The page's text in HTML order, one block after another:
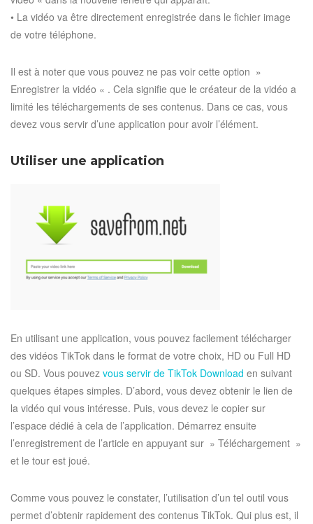
• La vidéo va être directement enregistrée dans le fichier image
de votre téléphone.
Il est à noter que vous pouvez ne pas voir cette option »
Enregistrer la vidéo « . Cela signifie que le créateur de la vidéo a
limité les téléchargements de ses contenus. Dans ce cas, vous
devez vous servir d’une application pour avoir l’élément.
Utiliser une application
En utilisant une application, vous pouvez facilement télécharger
des vidéos TikTok dans le format de votre choix, HD ou Full HD
ou SD. Vous pouvez vous servir de TikTok Download en suivant
quelques étapes simples. D’abord, vous devez obtenir le lien de
la vidéo qui vous intéresse. Puis, vous devez le copier sur
l’espace dédié à cela de l’application. Démarrez ensuite
l’enregistrement de l’article en appuyant sur » Téléchargement »
et le tour est joué.
Comme vous pouvez le constater, l’utilisation d’un tel outil vous
permet d’obtenir rapidement des contenus TikTok. Qui plus est, il